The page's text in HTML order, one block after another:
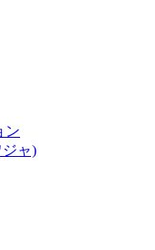
ン
ジャ)